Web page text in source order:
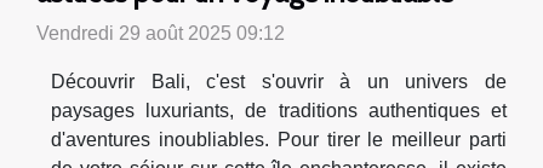
Vendredi 29 août 2025 09:12
Découvrir Bali, c'est s'ouvrir à un univers de
paysages luxuriants, de traditions authentiques et
d'aventures inoubliables. Pour tirer le meilleur parti